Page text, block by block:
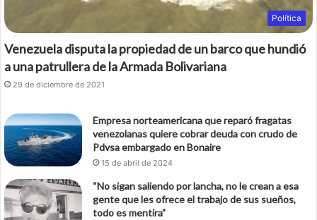
Política
Venezuela disputa la propiedad de un barco que hundió
a una patrullera de la Armada Bolivariana
29 de diciembre de 2021
Empresa norteamericana que reparó fragatas
venezolanas quiere cobrar deuda con crudo de
Pdvsa embargado en Bonaire
15 de abril de 2024
“No sigan saliendo por lancha, no le crean a esa
gente que les ofrece el trabajo de sus sueños,
todo es mentira”